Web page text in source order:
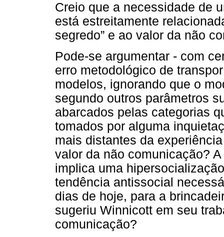
Creio que a necessidade de
está estreitamente
segredo” e ao valor da não
Pode-se argumentar - com
erro metodológico de
modelos, ignorando que o
segundo outros parâmetros
abarcados pelas categorias
tomados por alguma
mais distantes da
valor da não comunicação?
implica uma
tendência antissocial
dias de hoje, para a
sugeriu Winnicott em seu
comunicação?